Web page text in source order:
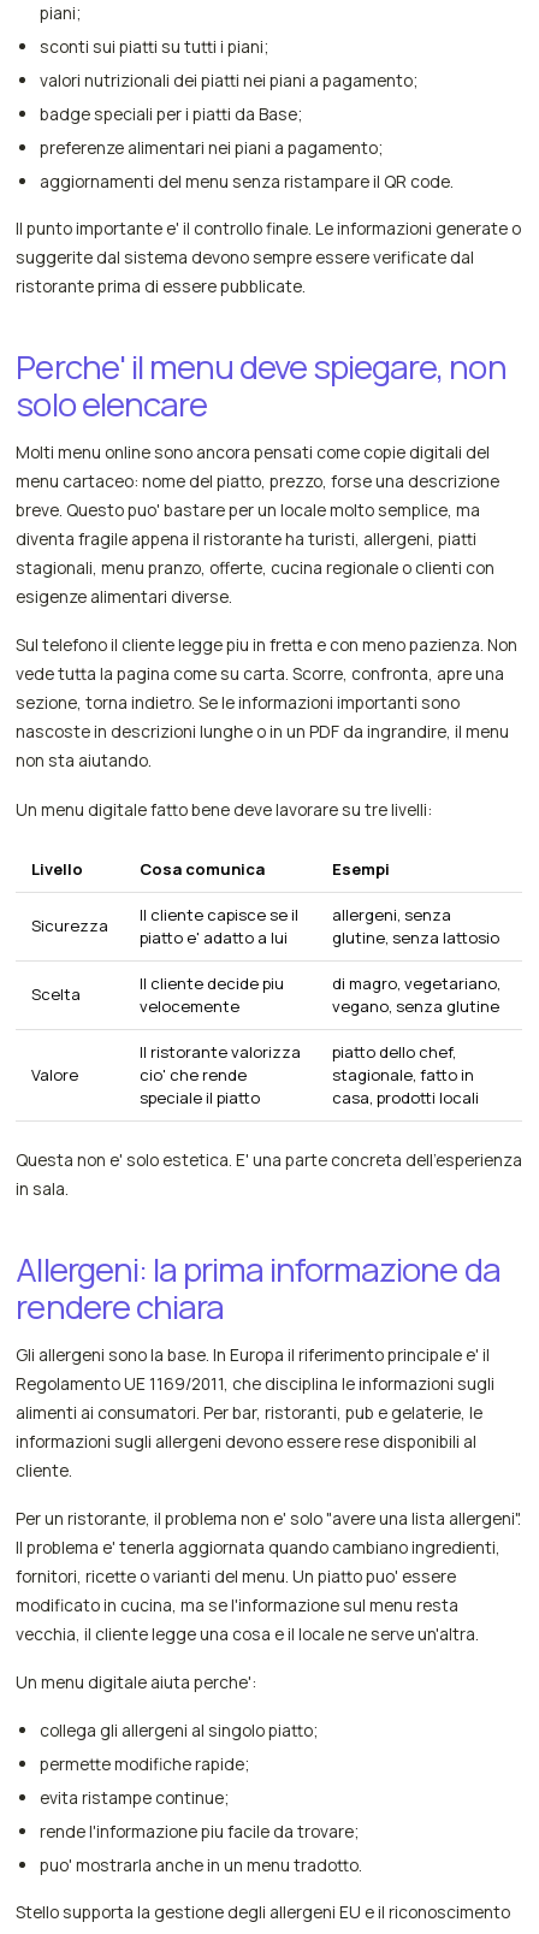
piani;
sconti sui piatti su tutti i piani;
valori nutrizionali dei piatti nei piani a pagamento;
badge speciali per i piatti da Base;
preferenze alimentari nei piani a pagamento;
aggiornamenti del menu senza ristampare il QR code.
Il punto importante e' il controllo finale. Le informazioni generate o
suggerite dal sistema devono sempre essere verificate dal
ristorante prima di essere pubblicate.
Perche' il menu deve spiegare, non
solo elencare
Molti menu online sono ancora pensati come copie digitali del
menu cartaceo: nome del piatto, prezzo, forse una descrizione
breve. Questo puo' bastare per un locale molto semplice, ma
diventa fragile appena il ristorante ha turisti, allergeni, piatti
stagionali, menu pranzo, offerte, cucina regionale o clienti con
esigenze alimentari diverse.
Sul telefono il cliente legge piu in fretta e con meno pazienza. Non
vede tutta la pagina come su carta. Scorre, confronta, apre una
sezione, torna indietro. Se le informazioni importanti sono
nascoste in descrizioni lunghe o in un PDF da ingrandire, il menu
non sta aiutando.
Un menu digitale fatto bene deve lavorare su tre livelli:
Livello Cosa comunica Esempi
Sicurezza
Il cliente capisce se il
piatto e' adatto a lui
allergeni, senza
glutine, senza lattosio
Scelta
Il cliente decide piu
velocemente
di magro, vegetariano,
vegano, senza glutine
Valore
Il ristorante valorizza
cio' che rende
speciale il piatto
piatto dello chef,
stagionale, fatto in
casa, prodotti locali
Questa non e' solo estetica. E' una parte concreta dell'esperienza
in sala.
Allergeni: la prima informazione da
rendere chiara
Gli allergeni sono la base. In Europa il riferimento principale e' il
Regolamento UE 1169/2011, che disciplina le informazioni sugli
alimenti ai consumatori. Per bar, ristoranti, pub e gelaterie, le
informazioni sugli allergeni devono essere rese disponibili al
cliente.
Per un ristorante, il problema non e' solo "avere una lista allergeni".
Il problema e' tenerla aggiornata quando cambiano ingredienti,
fornitori, ricette o varianti del menu. Un piatto puo' essere
modificato in cucina, ma se l'informazione sul menu resta
vecchia, il cliente legge una cosa e il locale ne serve un'altra.
Un menu digitale aiuta perche':
collega gli allergeni al singolo piatto;
permette modifiche rapide;
evita ristampe continue;
rende l'informazione piu facile da trovare;
puo' mostrarla anche in un menu tradotto.
Stello supporta la gestione degli allergeni EU e il riconoscimento